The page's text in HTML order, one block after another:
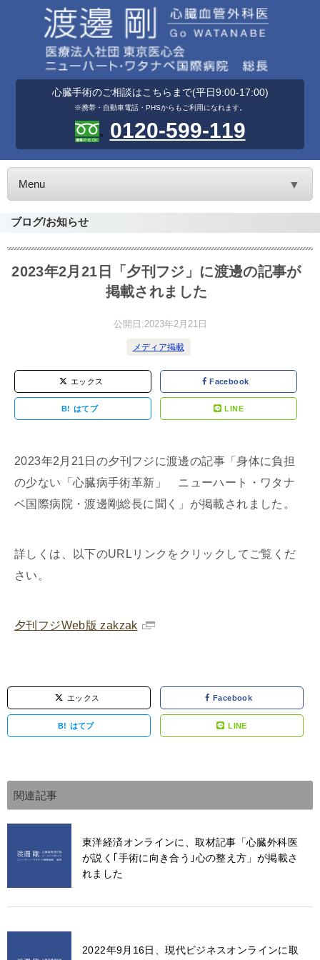
心臓手術のご相談はこちらまで(平日9:00-17:00)
※携帯・自動車電話・PHSからもご利用になれます。
0120-599-119
Menu ▼
ブログ/お知らせ
2023年2月21日「夕刊フジ」に渡邊の記事が
掲載されました
公開日:2023年2月21日
メディア掲載
エックス Facebook
B! はてブ LINE
2023年2月21日の夕刊フジに渡邊の記事「身体に負担
の少ない「心臓病手術革新」 ニューハート・ワタナ
ベ国際病院・渡邊剛総長に聞く」が掲載されました。
詳しくは、以下のURLリンクをクリックしてご覧くだ
さい。
夕刊フジWeb版 zakzak
エックス Facebook
B! はてブ LINE
関連記事
東洋経済オンラインに、取材記事「心臓外科医
が説く｢手術に向き合う｣心の整え方」が掲載さ
れました
2022年9月16日、現代ビジネスオンラインに取